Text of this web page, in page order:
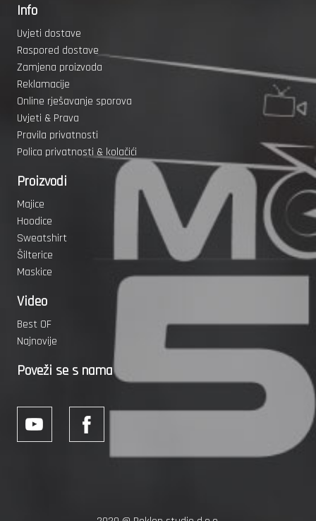
Info
Uvjeti dostave
Raspored dostave
Zamjena proizvoda
Reklamacije
Online rješavanje sporova
Uvjeti & Prava
Pravila privatnosti
Polica privatnosti & kolačići
Proizvodi
Majice
Hoodice
Sweatshirt
Šilterice
Maskice
Video
Best OF
Najnovije
Poveži se s nama